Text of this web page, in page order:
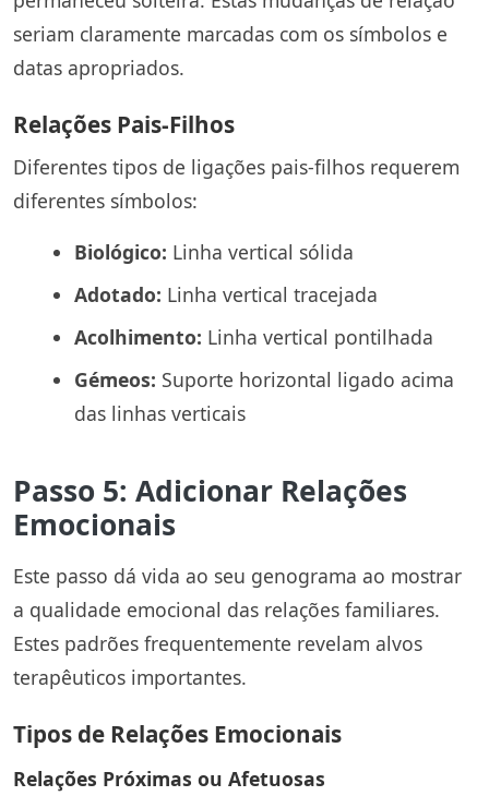
seriam claramente marcadas com os símbolos e
datas apropriados.
Relações Pais-Filhos
Diferentes tipos de ligações pais-filhos requerem
diferentes símbolos:
Biológico: Linha vertical sólida
Adotado: Linha vertical tracejada
Acolhimento: Linha vertical pontilhada
Gémeos: Suporte horizontal ligado acima
das linhas verticais
Passo 5: Adicionar Relações
Emocionais
Este passo dá vida ao seu genograma ao mostrar
a qualidade emocional das relações familiares.
Estes padrões frequentemente revelam alvos
terapêuticos importantes.
Tipos de Relações Emocionais
Relações Próximas ou Afetuosas